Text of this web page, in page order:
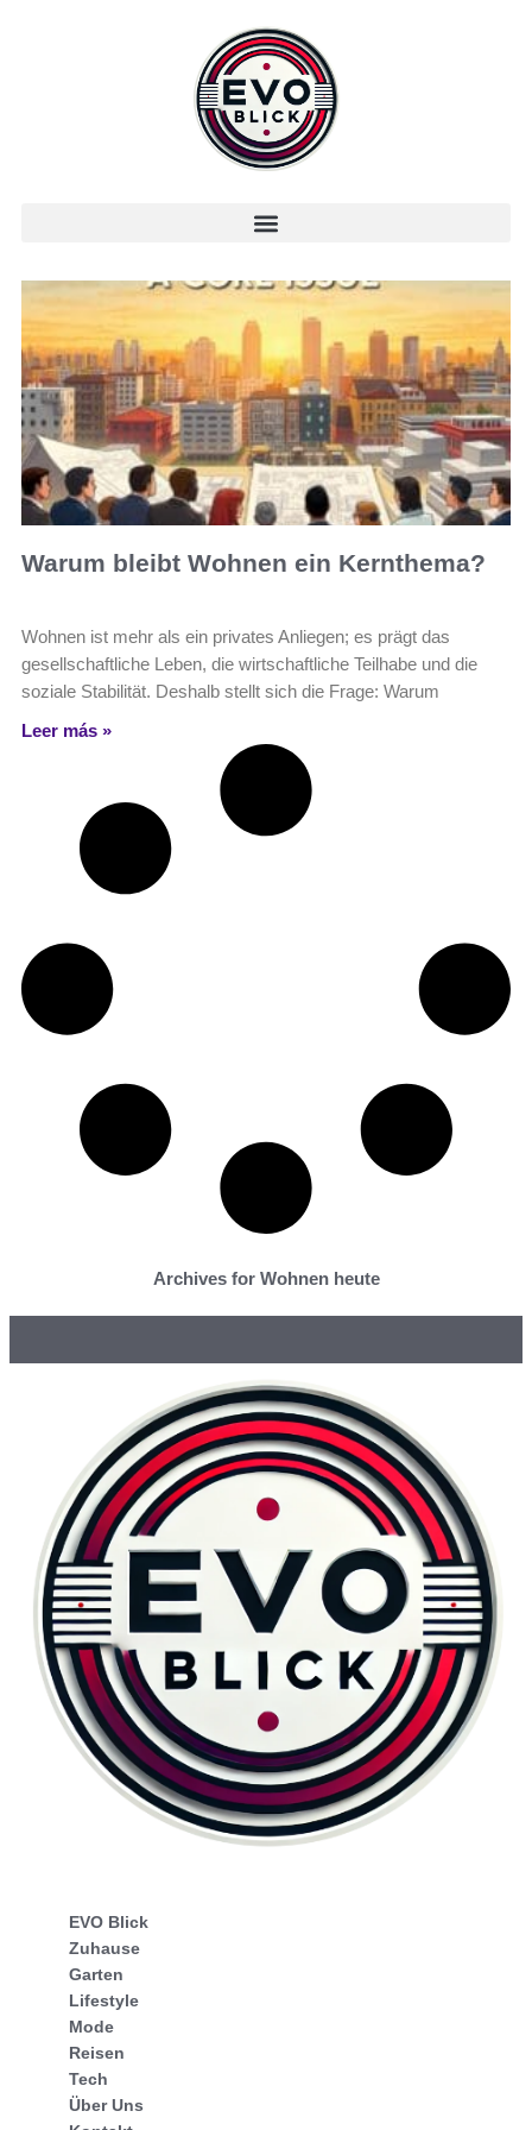
Warum bleibt Wohnen ein Kernthema?
Wohnen ist mehr als ein privates Anliegen; es prägt das
gesellschaftliche Leben, die wirtschaftliche Teilhabe und die
soziale Stabilität. Deshalb stellt sich die Frage: Warum
Leer más »
Archives for Wohnen heute
EVO Blick
Zuhause
Garten
Lifestyle
Mode
Reisen
Tech
Über Uns